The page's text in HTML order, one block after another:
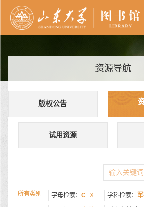
资源导航
版权公告
试用资源
所有类别 字母检索： C X 学科检索：